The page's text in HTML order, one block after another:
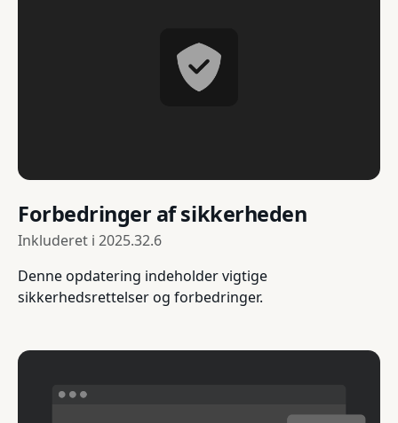
Forbedringer af sikkerheden
Inkluderet i 2025.32.6
Denne opdatering indeholder vigtige
sikkerhedsrettelser og forbedringer.